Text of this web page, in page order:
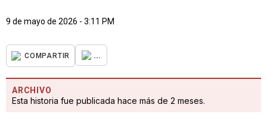
9 de mayo de 2026 - 3:11 PM
COMPARTIR ...
ARCHIVO
Esta historia fue publicada hace más de 2 meses.